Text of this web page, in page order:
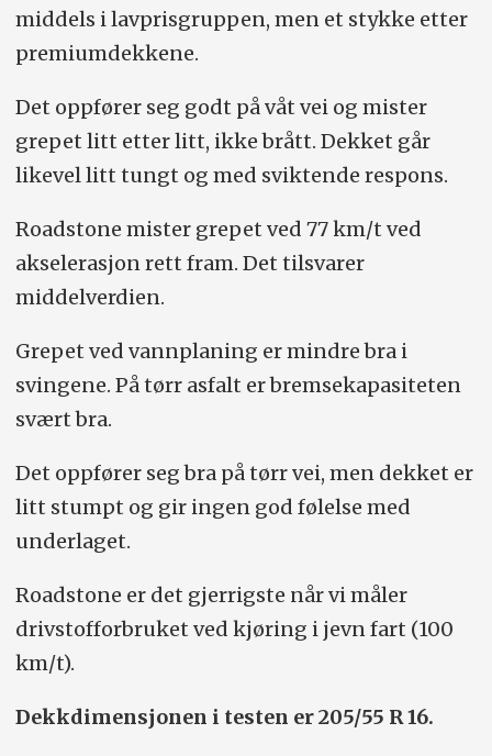
middels i lavprisgruppen, men et stykke etter
premiumdekkene.
Det oppfører seg godt på våt vei og mister
grepet litt etter litt, ikke brått. Dekket går
likevel litt tungt og med sviktende respons.
Roadstone mister grepet ved 77 km/t ved
akselerasjon rett fram. Det tilsvarer
middelverdien.
Grepet ved vannplaning er mindre bra i
svingene. På tørr asfalt er bremsekapasiteten
svært bra.
Det oppfører seg bra på tørr vei, men dekket er
litt stumpt og gir ingen god følelse med
underlaget.
Roadstone er det gjerrigste når vi måler
drivstofforbruket ved kjøring i jevn fart (100
km/t).
Dekkdimensjonen i testen er 205/55 R 16.